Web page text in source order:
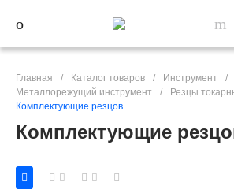
Главная / Каталог товаров / Инструмент
/
Металлорежущий инструмент
/ Резцы
Комплектующие резцов
Комплектующие